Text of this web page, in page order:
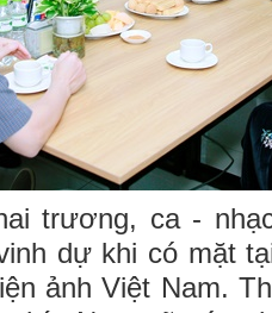
trương, ca -
dự khi có mặt
ảnh Việt Nam.